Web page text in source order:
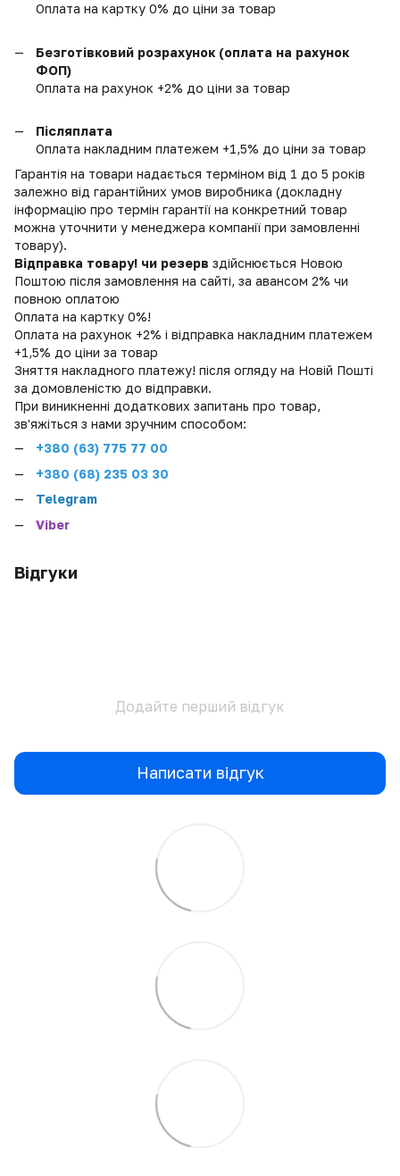
Оплата на картку 0% до ціни за товар
Безготівковий розрахунок (оплата на рахунок
ФОП)
Оплата на рахунок +2% до ціни за товар
Післяплата
Оплата накладним платежем +1,5% до ціни за товар
Гарантія на товари надається терміном від 1 до 5 років
залежно від гарантійних умов виробника (докладну
інформацію про термін гарантії на конкретний товар
можна уточнити у менеджера компанії при замовленні
товару).
Відправка товару! чи резерв здійснюється Новою
Поштою після замовлення на сайті, за авансом 2% чи
повною оплатою
Оплата на картку 0%!
Оплата на рахунок +2% і відправка накладним платежем
+1,5% до ціни за товар
Зняття накладного платежу! після огляду на Новій Пошті
за домовленістю до відправки.
При виникненні додаткових запитань про товар,
зв'яжіться з нами зручним способом:
+380 (63) 775 77 00
+380 (68) 235 03 30
Telegram
Viber
Відгуки
Додайте перший відгук
Написати відгук